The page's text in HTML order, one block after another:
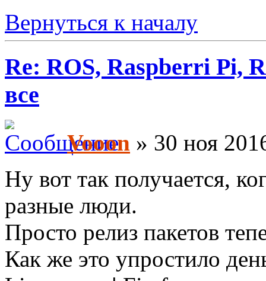
Вернуться к началу
Re: ROS, Raspberri Pi,
все
Vooon » 30 ноя
Ну вот так получается,
разные люди.
Просто релиз пакетов
Как же это упростило